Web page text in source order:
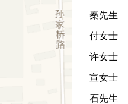
秦先生
付女士
许女士
宣女士
石先生